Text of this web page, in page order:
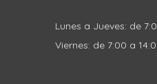
Lunes a Jueves: de
Viernes: de 7:00 a